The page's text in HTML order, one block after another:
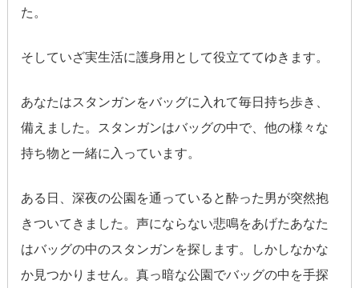
た。
そしていざ実生活に護身用として役立ててゆきます。
あなたはスタンガンをバッグに入れて毎日持ち歩き、
備えました。スタンガンはバッグの中で、他の様々な
持ち物と一緒に入っています。
ある日、深夜の公園を通っていると酔った男が突然抱
きついてきました。声にならない悲鳴をあげたあなた
はバッグの中のスタンガンを探します。しかしなかな
か見つかりません。真っ暗な公園でバッグの中を手探